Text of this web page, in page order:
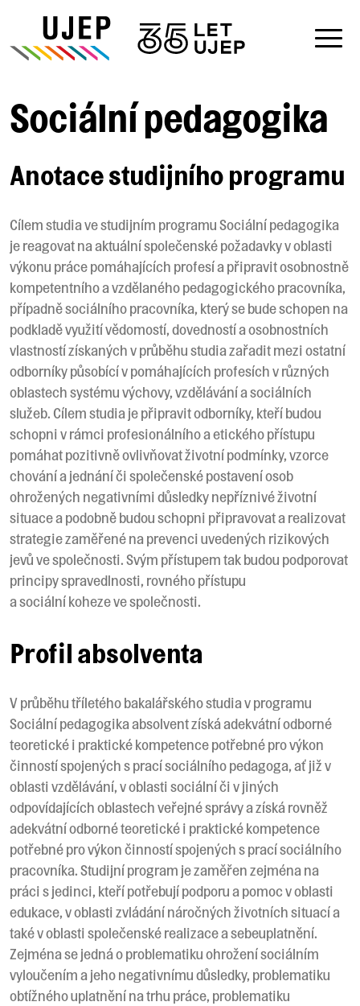
Sociální pedagogika
Anotace studijního programu
Cílem studia ve studijním programu Sociální pedagogika
je reagovat na aktuální společenské požadavky v oblasti
výkonu práce pomáhajících profesí a připravit osobnostně
kompetentního a vzdělaného pedagogického pracovníka,
případně sociálního pracovníka, který se bude schopen na
podkladě využití vědomostí, dovedností a osobnostních
vlastností získaných v průběhu studia zařadit mezi ostatní
odborníky působící v pomáhajících profesích v různých
oblastech systému výchovy, vzdělávání a sociálních
služeb. Cílem studia je připravit odborníky, kteří budou
schopni v rámci profesionálního a etického přístupu
pomáhat pozitivně ovlivňovat životní podmínky, vzorce
chování a jednání či společenské postavení osob
ohrožených negativními důsledky nepříznivé životní
situace a podobně budou schopni připravovat a realizovat
strategie zaměřené na prevenci uvedených rizikových
jevů ve společnosti. Svým přístupem tak budou podporovat
principy spravedlnosti, rovného přístupu
a sociální koheze ve společnosti.
Profil absolventa
V průběhu tříletého bakalářského studia v programu
Sociální pedagogika absolvent získá adekvátní odborné
teoretické i praktické kompetence potřebné pro výkon
činností spojených s prací sociálního pedagoga, ať již v
oblasti vzdělávání, v oblasti sociální či v jiných
odpovídajících oblastech veřejné správy a získá rovněž
adekvátní odborné teoretické i praktické kompetence
potřebné pro výkon činností spojených s prací sociálního
pracovníka. Studijní program je zaměřen zejména na
práci s jedinci, kteří potřebují podporu a pomoc v oblasti
edukace, v oblasti zvládání náročných životních situací a
také v oblasti společenské realizace a sebeuplatnění.
Zejména se jedná o problematiku ohrožení sociálním
vyloučením a jeho negativnímu důsledky, problematiku
obtížného uplatnění na trhu práce, problematiku